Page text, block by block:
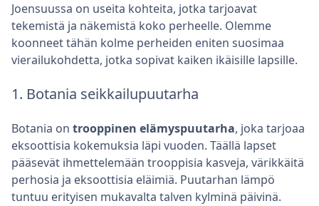
Joensuussa on useita kohteita, jotka tarjoavat
tekemistä ja näkemistä koko perheelle. Olemme
koonneet tähän kolme perheiden eniten suosimaa
vierailukohdetta, jotka sopivat kaiken ikäisille lapsille.
1. Botania seikkailupuutarha
Botania on trooppinen elämyspuutarha, joka tarjoaa
eksoottisia kokemuksia läpi vuoden. Täällä lapset
pääsevät ihmettelemään trooppisia kasveja, värikkäitä
perhosia ja eksoottisia eläimiä. Puutarhan lämpö
tuntuu erityisen mukavalta talven kylminä päivinä.